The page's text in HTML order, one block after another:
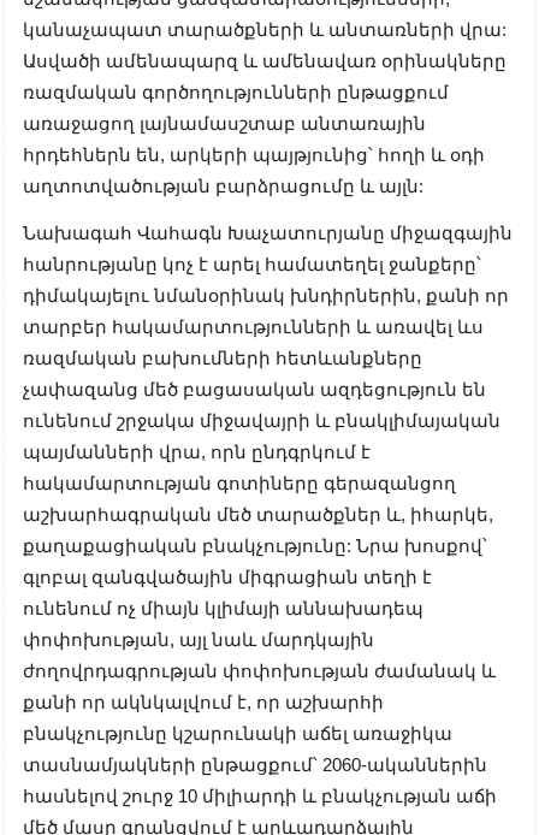
կանաչապատ տարածքների և անտառների վրա:
Ասվածի ամենապարզ և ամենավառ օրինակները
ռազմական գործողությունների ընթացքում
առաջացող լայնամասշտաբ անտառային
հրդեհներն են, արկերի պայթյունից՝ հողի և օդի
աղտոտվածության բարձրացումը և այլն:
Նախագահ Վահագն Խաչատուրյանը միջազգային
հանրությանը կոչ է արել համատեղել ջանքերը՝
դիմակայելու նմանօրինակ խնդիրներին, քանի որ
տարբեր հակամարտությունների և առավել ևս
ռազմական բախումների հետևանքները
չափազանց մեծ բացասական ազդեցություն են
ունենում շրջակա միջավայրի և բնակլիմայական
պայմանների վրա, որն ընդգրկում է
հակամարտության գոտիները գերազանցող
աշխարհագրական մեծ տարածքներ և, իհարկե,
քաղաքացիական բնակչությունը: Նրա խոսքով՝
գլոբալ զանգվածային միգրացիան տեղի է
ունենում ոչ միայն կլիմայի աննախադեպ
փոփոխության, այլ նաև մարդկային
ժողովրդագրության փոփոխության ժամանակ և
քանի որ ակնկալվում է, որ աշխարհի
բնակչությունը կշարունակի աճել առաջիկա
տասնամյակների ընթացքում՝ 2060-ականներին
հասնելով շուրջ 10 միլիարդի և բնակչության աճի
մեծ մասը գրանցվում է արևադարձային